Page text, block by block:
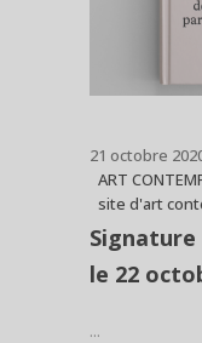
21 octobre
ART
site d'art
Signature
le 22
...